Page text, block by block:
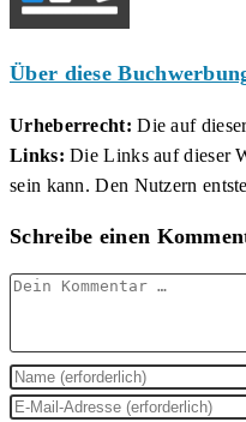
Über diese
Urheberrecht: Die auf
Links: Die Links auf dieser
sein kann. Den Nutzern
Schreibe einen
Kommentar
Gib
deinen
Gib